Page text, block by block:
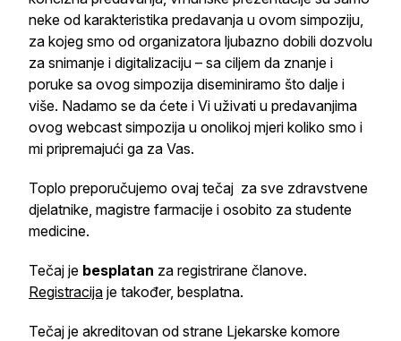
neke od karakteristika predavanja u ovom simpoziju,
za kojeg smo od organizatora ljubazno dobili dozvolu
za snimanje i digitalizaciju – sa ciljem da znanje i
poruke sa ovog simpozija diseminiramo što dalje i
više. Nadamo se da ćete i Vi uživati u predavanjima
ovog webcast simpozija u onolikoj mjeri koliko smo i
mi pripremajući ga za Vas.
Toplo preporučujemo ovaj tečaj za sve zdravstvene
djelatnike, magistre farmacije i osobito za studente
medicine.
Tečaj je besplatan za registrirane članove.
Registracija je također, besplatna.
Tečaj je akreditovan od strane Ljekarske komore